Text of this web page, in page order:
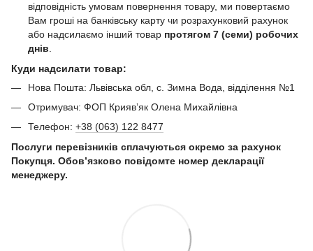
відповідність умовам повернення товару, ми повертаємо
Вам гроші на банківську карту чи розрахунковий рахунок
або надсилаємо інший товар протягом 7 (семи) робочих
днів
Куди надсилати товар:
Нова Пошта: Львівська обл, с. Зимна Вода, відділення №1
Отримувач: ФОП Криявʼяк Олена Михайлівна
Телефон: +38 (063) 122 8477
Послуги перевізників сплачуються окремо за рахунок
Покупця. Обов’язково повідомте номер декларації
менеджеру.